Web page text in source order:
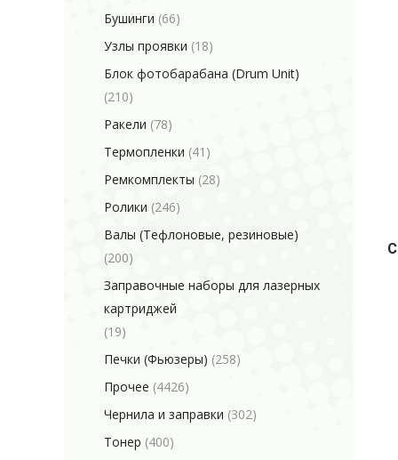
Бушинги (66)
Узлы проявки (18)
Блок фотобарабана (Drum Unit)
(210)
Ракели (78)
Термопленки (41)
Ремкомплекты (28)
Ролики (246)
Валы (Тефлоновые, резиновые)
(200)
Заправочные наборы для лазерных
картриджей
(19)
Печки (Фьюзеры) (258)
Прочее (4426)
Чернила и заправки (302)
Тонер (400)